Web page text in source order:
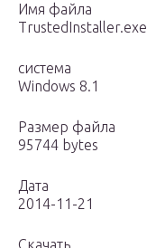
Имя файла
TrustedInstaller.exe
система
Windows 8.1
Размер файла
95744 bytes
Дата
2014-11-21
Скачать